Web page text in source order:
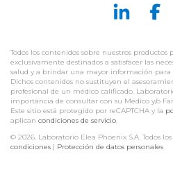
Todos los contenidos sobre nuestros
exclusivamente destinados a satisfacer las
salud y a brindar una mayor información para
Dichos contenidos no sustituyen el
profesional de un médico calificado.
importancia de consultar con su Médico y/o
Este sitio está protegido por reCAPTCHA y la
aplican condiciones de servicio.
© 2026. Laboratorio Elea Phoenix S.A. Todos
condiciones | Protección de datos personales